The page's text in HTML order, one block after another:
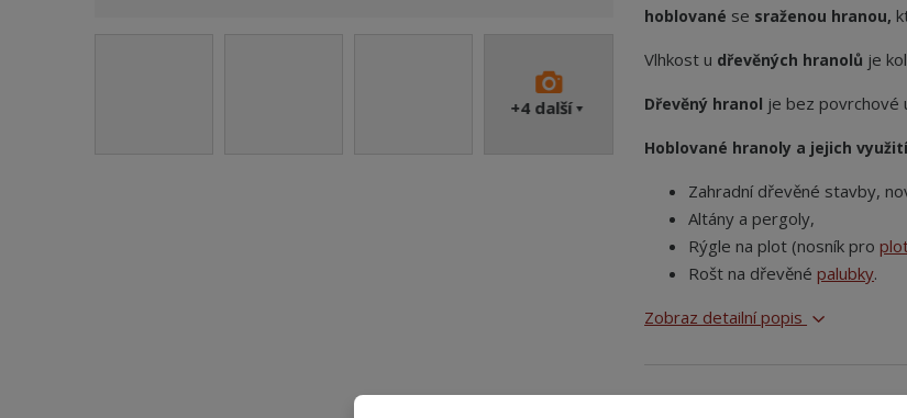
+4 další
hoblované se sraženou hranou,
Vlhkost u dřevěných hranolů je
Dřevěný hranol je bez povrchové
Hoblované hranoly a jejich
Zahradní dřevěné stavby,
Altány a pergoly,
Rýgle na plot (nosník pro
Rošt na dřevěnépalubky.
Zobraz detailní popis